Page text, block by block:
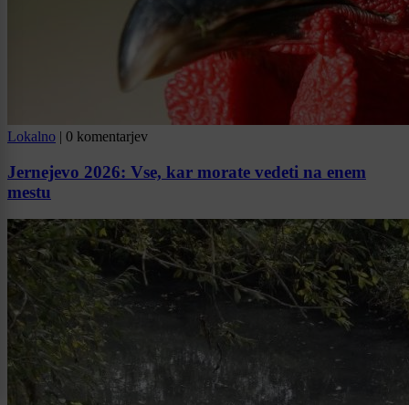
Lokalno | 0 komentarjev
Jernejevo 2026: Vse, kar morate vedeti na enem
mestu